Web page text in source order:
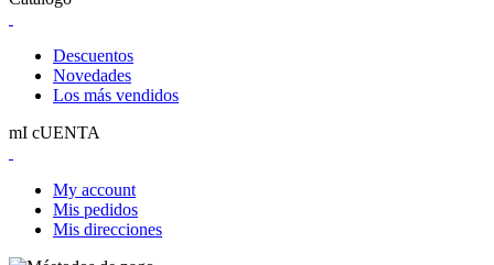
Descuentos
Novedades
Los más vendidos
mI cUENTA
My account
Mis pedidos
Mis direcciones